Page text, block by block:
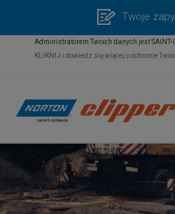
Twoje
Administratorem Twoich danych jest SAINT-
KLIKNIJ i dowiedz się więcej o ochronie